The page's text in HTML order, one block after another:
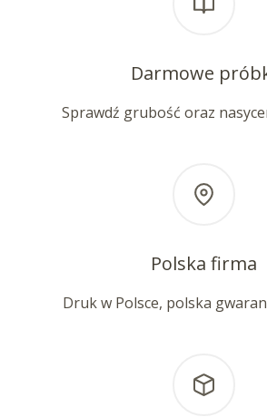
Darmowe
Sprawdź grubość oraz
Polska firma
Druk w Polsce, polska